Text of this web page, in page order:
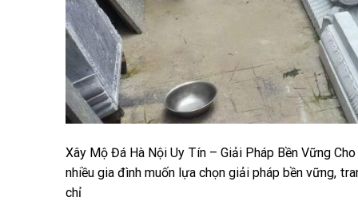
Xây Mộ Đá Hà Nội Uy Tín – Giải Pháp Bền Vững
nhiều gia đình muốn lựa chọn giải pháp bền vững,
chỉ